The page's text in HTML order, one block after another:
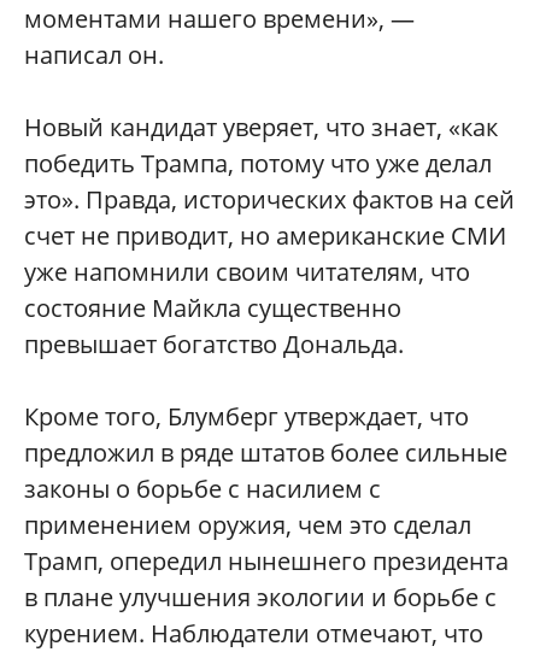
моментами нашего времени», —
написал он.
Новый кандидат уверяет, что знает, «как
победить Трампа, потому что уже делал
это». Правда, исторических фактов на сей
счет не приводит, но американские СМИ
уже напомнили своим читателям, что
состояние Майкла существенно
превышает богатство Дональда.
Кроме того, Блумберг утверждает, что
предложил в ряде штатов более сильные
законы о борьбе с насилием с
применением оружия, чем это сделал
Трамп, опередил нынешнего президента
в плане улучшения экологии и борьбе с
курением. Наблюдатели отмечают, что